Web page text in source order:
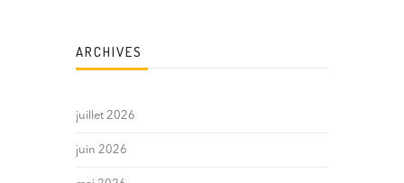
ARCHIVES
juillet 2026
juin 2026